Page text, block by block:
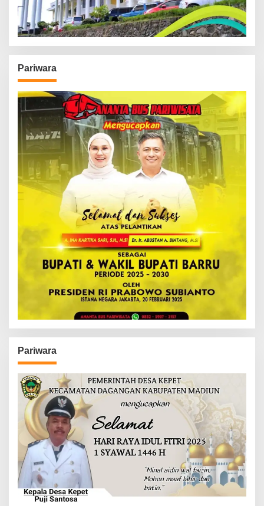
Pariwara
Pariwara